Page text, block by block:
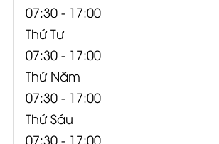
07:30 - 17:00
Thứ Tư
07:30 - 17:00
Thứ Năm
07:30 - 17:00
Thứ Sáu
07:30 - 17:00